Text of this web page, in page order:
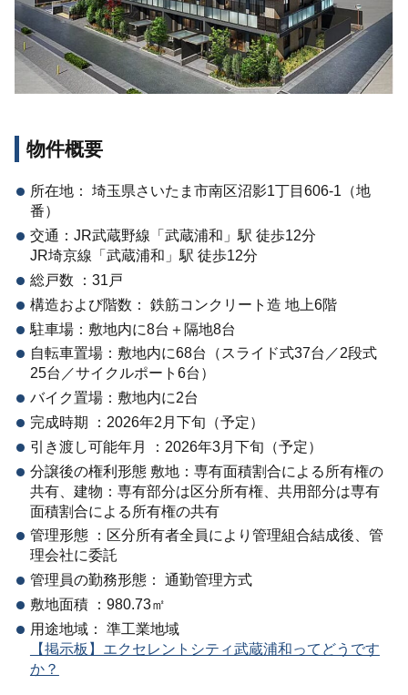
物件概要
所在地： 埼玉県さいたま市南区沼影1丁目606-1（地
番）
交通：JR武蔵野線「武蔵浦和」駅 徒歩12分
JR埼京線「武蔵浦和」駅 徒歩12分
総戸数 ：31戸
構造および階数： 鉄筋コンクリート造 地上6階
駐車場：敷地内に8台＋隔地8台
自転車置場：敷地内に68台（スライド式37台／2段式
25台／サイクルポート6台）
バイク置場：敷地内に2台
完成時期 ：2026年2月下旬（予定）
引き渡し可能年月 ：2026年3月下旬（予定）
分譲後の権利形態 敷地：専有面積割合による所有権の
共有、建物：専有部分は区分所有権、共用部分は専有
面積割合による所有権の共有
管理形態 ：区分所有者全員により管理組合結成後、管
理会社に委託
管理員の勤務形態： 通勤管理方式
敷地面積 ：980.73㎡
用途地域： 準工業地域
【掲示板】エクセレントシティ武蔵浦和ってどうです
か？